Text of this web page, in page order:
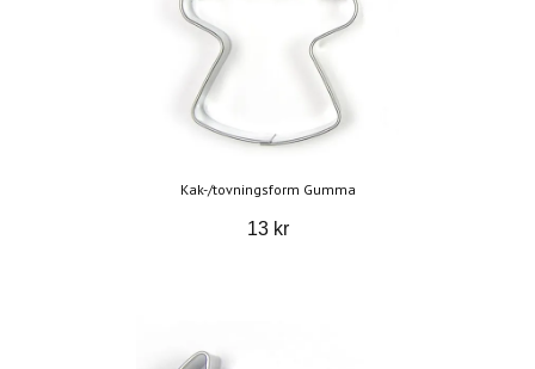
Kak-/tovningsform Gumma
13 kr